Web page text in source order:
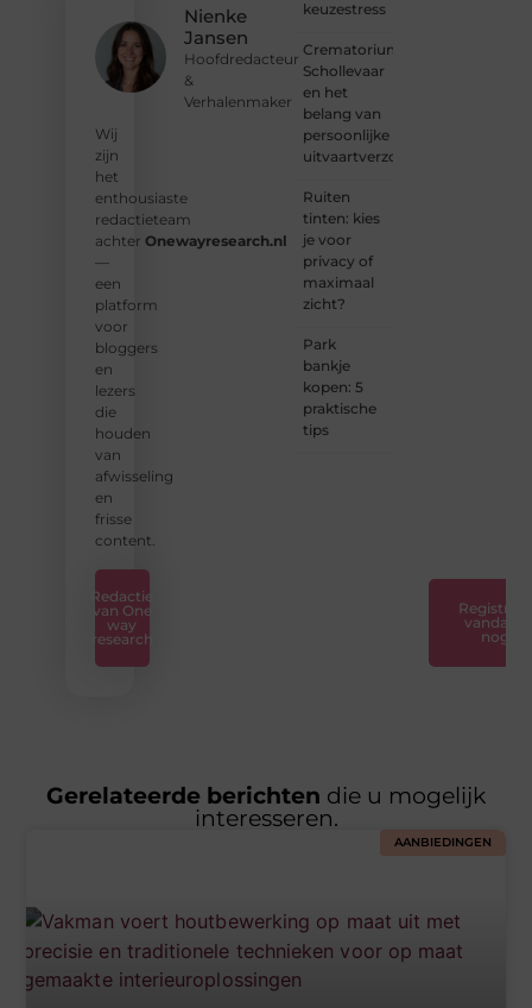
Nienke
Jansen
Hoofdredacteur
&
Verhalenmaker
Wij
zijn
het
enthousiaste
redactieteam
achter Onewayresearch.nl
—
een
platform
voor
bloggers
en
lezers
die
houden
van
afwisseling
en
frisse
content.
Redactie
van One
way
research
keuzestress
Crematorium
Schollevaar
en het
belang van
persoonlijke
uitvaartverzorging
Ruiten
tinten: kies
je voor
privacy of
maximaal
zicht?
Park
bankje
kopen: 5
praktische
tips
Registreer
vandaag
nog
Gerelateerde berichten die u mogelijk
interesseren.
AANBIEDINGEN